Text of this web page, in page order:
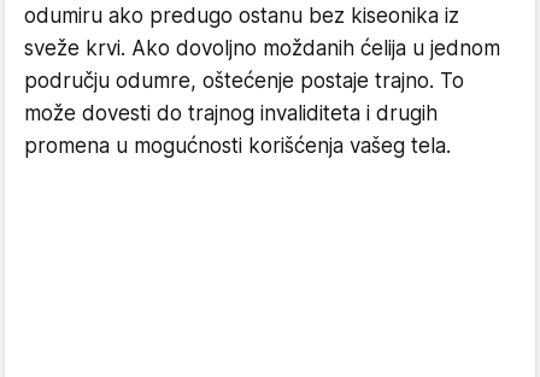
odumiru ako predugo ostanu bez kiseonika iz
sveže krvi. Ako dovoljno moždanih ćelija u jednom
području odumre, oštećenje postaje trajno. To
može dovesti do trajnog invaliditeta i drugih
promena u mogućnosti korišćenja vašeg tela.